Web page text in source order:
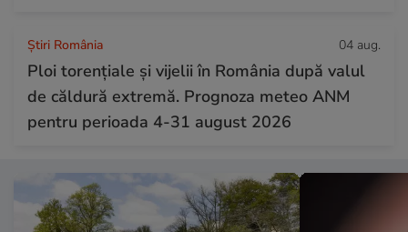
Știri România 04 aug.
Ploi torențiale și vijelii în România după valul
de căldură extremă. Prognoza meteo ANM
pentru perioada 4-31 august 2026